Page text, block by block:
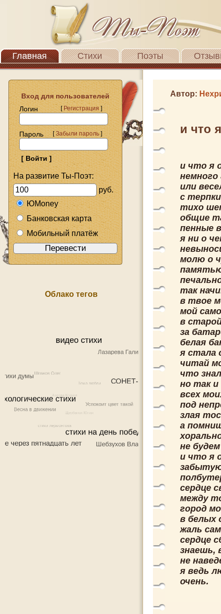
Главная Стихи Поэты
Вход для пользователей
Логин
[Регистрация]
Пароль [Забыли пароль]
На развитие Ты-Поэт:
руб.
ЮMoney
Банковская карта
Мобильный платёж
Облако тегов
Автор:
и что
и что я
немного
или
с
тихо
общие
пенные
я ни о
молю о
так
в твое
мой
в
за
белая
я стала
читай
что
но так и
всех
под
злая
а
не
и что я
сердце
между
город
в белых
жаль
сердце
знаешь,
не
я ведь
очень.